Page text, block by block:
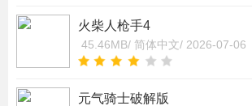
火柴人枪手4
45.46MB/ 简体中文/ 2026-07-06
元气骑士破解版